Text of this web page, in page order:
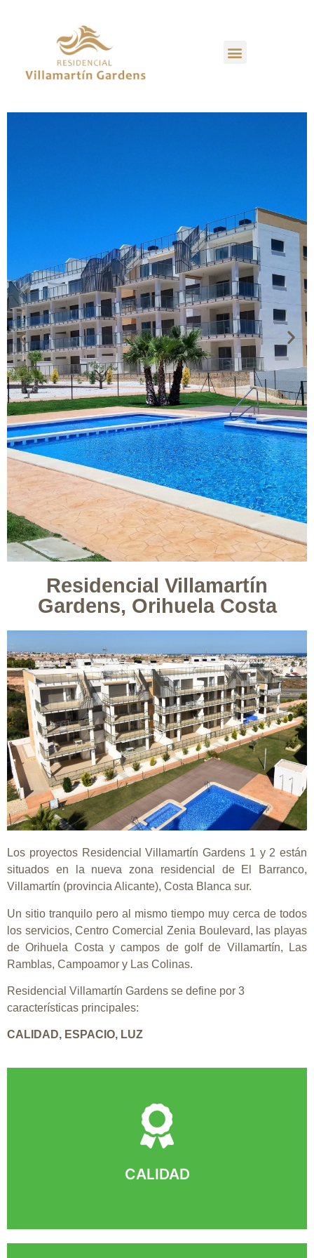
Residencial Villamartín
Gardens, Orihuela Costa
Los proyectos Residencial Villamartín Gardens 1 y 2 están
situados en la nueva zona residencial de El Barranco,
Villamartín (provincia Alicante), Costa Blanca sur.
Un sitio tranquilo pero al mismo tiempo muy cerca de todos
los servicios, Centro Comercial Zenia Boulevard, las playas
de Orihuela Costa y campos de golf de Villamartín, Las
Ramblas, Campoamor y Las Colinas.
Residencial Villamartín Gardens se define por 3
características principales:
CALIDAD, ESPACIO, LUZ
CALIDAD
La construcción es de los más altos estándares en la
Costa Blanca. Empezando por la estructura,
cerramiento y aislamiento hasta el acabado de los
apartamentos y las zonas comunes.